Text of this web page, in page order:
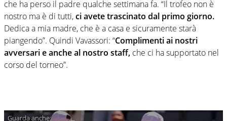
che ha perso il padre qualche settimana fa. “Il trofeo non è
nostro ma è di tutti,ci avete trascinato dal primo giorno.
Dedica a mia madre, che è a casa e sicuramente starà
piangendo”. Quindi Vavassori: “Complimenti ai nostri
avversari e anche al nostro staff, che ci ha supportato nel
corso del torneo”.